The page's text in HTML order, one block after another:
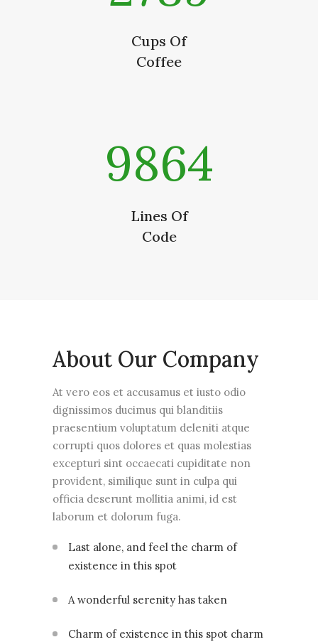
Cups Of
Coffee
9864
Lines Of
Code
About Our Company
At vero eos et accusamus et iusto odio
dignissimos ducimus qui blanditiis
praesentium voluptatum deleniti atque
corrupti quos dolores et quas molestias
excepturi sint occaecati cupiditate non
provident, similique sunt in culpa qui
officia deserunt mollitia animi, id est
laborum et dolorum fuga.
Last alone, and feel the charm of
existence in this spot
A wonderful serenity has taken
Charm of existence in this spot charm